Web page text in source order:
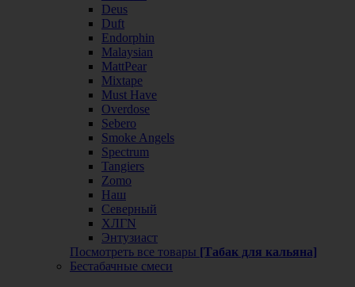
Deus
Duft
Endorphin
Malaysian
MattPear
Mixtape
Must Have
Overdose
Sebero
Smoke Angels
Spectrum
Tangiers
Zomo
Наш
Северный
ХЛГN
Энтузиаст
Посмотреть все товары [Табак для кальяна]
Бестабачные смеси